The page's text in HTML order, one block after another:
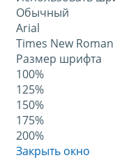
Обычный
Arial
Times New Roman
Размер шрифта
100%
125%
150%
175%
200%
Закрыть окно